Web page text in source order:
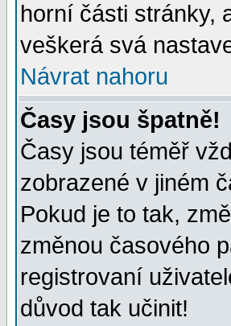
horní části stránky,
veškerá svá
Návrat nahoru
Časy jsou špatně!
Časy jsou téměř
zobrazené v jiném
Pokud je to tak,
změnou časového
registrovaní
důvod tak učinit!